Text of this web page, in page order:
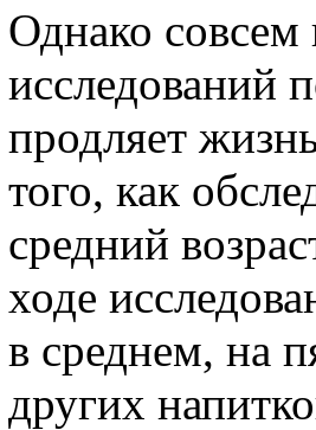
Однако совсем
исследований
продляет
того, как
средний
ходе
в среднем, на
других